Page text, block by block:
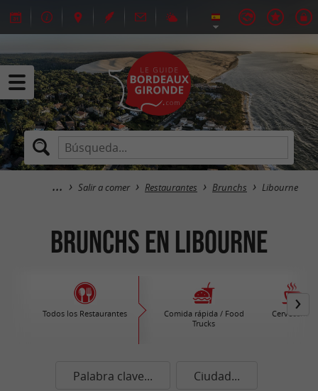
Salir a comer Restaurantes Brunchs Libourne
Brunchs en Libourne
Todos los Restaurantes
Comida rápida / Food
Trucks
Cervecerías
Palabra clave... Ciudad...